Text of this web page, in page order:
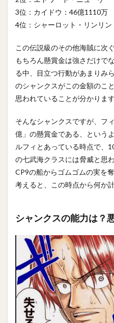
3位：カイドウ：46億1110万
4位：シャーロット・リンリ
この伝説級のその他海賊に次
もちろん懸賞金は強さだけで
る中、目立つ行動があまりみ
のシャンクスがこの金額のこ
思われていることが分かります
そんなシャンクスですが、フ
億」の懸賞金である、という
ルフィとあっている時点で、
の七武海クラスには脅威と思
CP9の船からゴムゴムの実を
考えると、この時点から何か
シャンクスの能力は？